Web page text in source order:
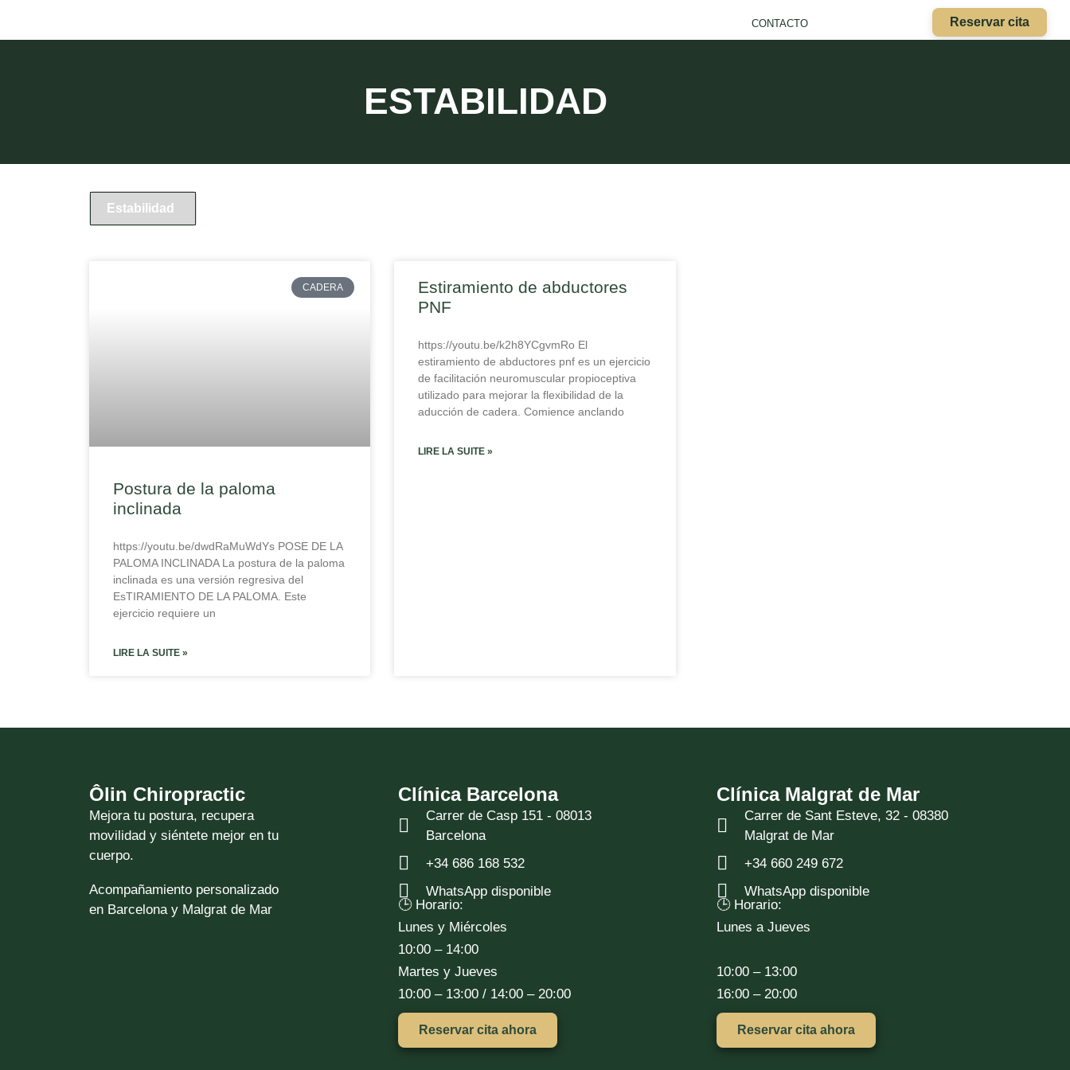
CONTACTO Reservar cita
ESTABILIDAD
Estabilidad
CADERA
Postura de la paloma
inclinada
https://youtu.be/dwdRaMuWdYs POSE DE LA
PALOMA INCLINADA La postura de la paloma
inclinada es una versión regresiva del
EsTIRAMIENTO DE LA PALOMA. Este
ejercicio requiere un
LIRE LA SUITE »
Estiramiento de abductores
PNF
https://youtu.be/k2h8YCgvmRo El
estiramiento de abductores pnf es un ejercicio
de facilitación neuromuscular propioceptiva
utilizado para mejorar la flexibilidad de la
aducción de cadera. Comience anclando
LIRE LA SUITE »
Ôlin Chiropractic
Mejora tu postura, recupera
movilidad y siéntete mejor en tu
cuerpo.
Acompañamiento personalizado
en Barcelona y Malgrat de Mar
Clínica Barcelona
Carrer de Casp 151 - 08013
Barcelona
+34 686 168 532
WhatsApp disponible
🕒 Horario:
Lunes y Miércoles
10:00 – 14:00
Martes y Jueves
10:00 – 13:00 / 14:00 – 20:00
Reservar cita ahora
Clínica Malgrat de Mar
Carrer de Sant Esteve, 32 - 08380
Malgrat de Mar
+34 660 249 672
WhatsApp disponible
🕒 Horario:
Lunes a Jueves
10:00 – 13:00
16:00 – 20:00
Reservar cita ahora